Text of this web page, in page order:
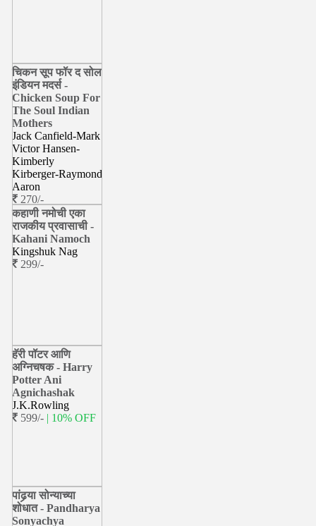
चिकन सूप फॉर द सोल
इंडियन मदर्स -
Chicken Soup For
The Soul Indian
Mothers
Jack Canfield-Mark
Victor Hansen-
Kimberly
Kirberger-Raymond
Aaron
270/-
कहाणी नमोची एका
राजकीय प्रवासाची -
Kahani Namoch
Kingshuk Nag
299/-
हॅरी पॉटर आणि
अग्निचषक - Harry
Potter Ani
Agnichashak
J.K.Rowling
599/- | 10% OFF
पांढर्‍या सोन्याच्या
शोधात - Pandharya
Sonyachya